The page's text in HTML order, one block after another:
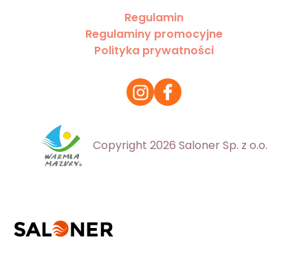
Regulamin
Regulaminy promocyjne
Polityka prywatności
Copyright 2026 Saloner Sp. z o.o.